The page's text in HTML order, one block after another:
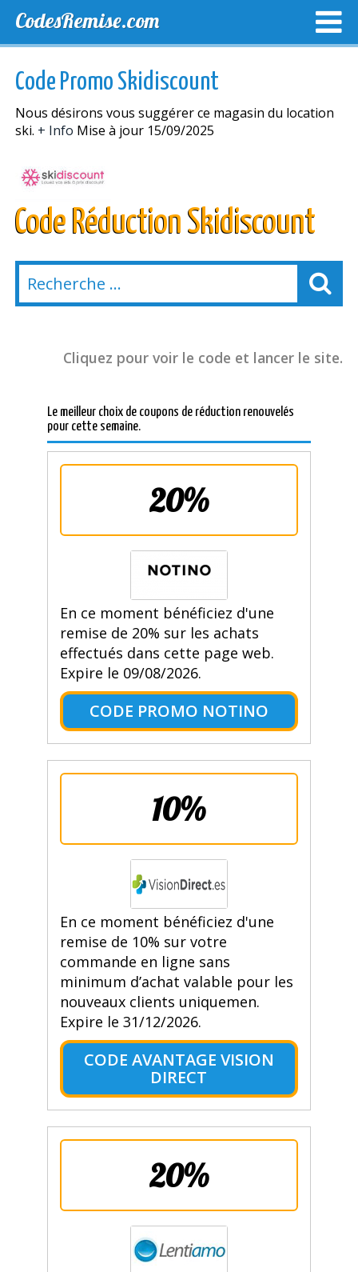
CodesRemise.com
NOUVELLES MAGASINS
Code Promo Skidiscount
Nous désirons vous suggérer ce magasin du location
ski. + Info Mise à jour 15/09/2025
Code Réduction Skidiscount
Cliquez pour voir le code et lancer le site.
Le meilleur choix de coupons de réduction renouvelés
pour cette semaine.
20%
En ce moment bénéficiez d'une
remise de 20% sur les achats
effectués dans cette page web.
Expire le 09/08/2026.
CODE PROMO NOTINO
10%
En ce moment bénéficiez d'une
remise de 10% sur votre
commande en ligne sans
minimum d’achat valable pour les
nouveaux clients uniquemen.
Expire le 31/12/2026.
CODE AVANTAGE VISION
DIRECT
20%